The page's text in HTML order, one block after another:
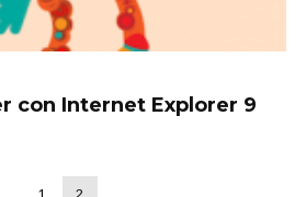
con Internet Explorer 9
1 2